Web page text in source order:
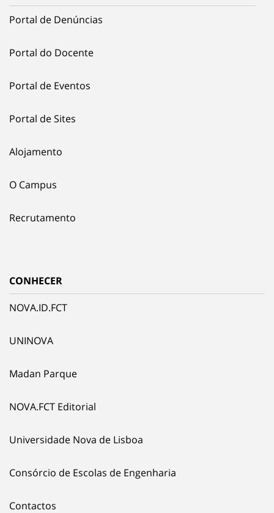
Portal de Denúncias
Portal do Docente
Portal de Eventos
Portal de Sites
Alojamento
O Campus
Recrutamento
CONHECER
NOVA.ID.FCT
UNINOVA
Madan Parque
NOVA.FCT Editorial
Universidade Nova de Lisboa
Consórcio de Escolas de Engenharia
Contactos